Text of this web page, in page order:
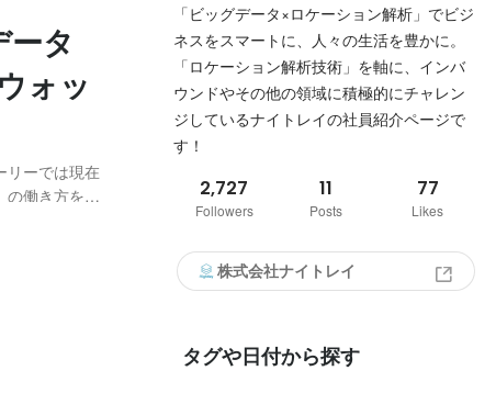
ータ
ォッ
リーでは現在
の働き方をご
「ビッグデータ×ロケーション解析」でビジ
ネスをスマートに、人々の生活を豊かに。
「ロケーション解析技術」を軸に、インバ
ウンドやその他の領域に積極的にチャレン
ジしているナイトレイの社員紹介ページで
す！
2,727
Followers
11
Posts
77
Likes
株式会社ナイトレイ
タグや日付から探す